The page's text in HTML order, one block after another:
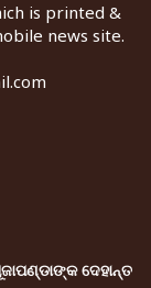
is printed &
news site.
ଦେହାନ୍ତ